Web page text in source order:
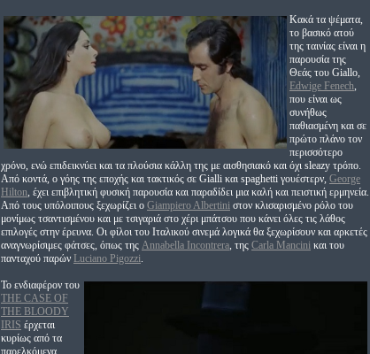
Κακά τα ψέματα,
το βασικό ατού
της ταινίας είναι η
παρουσία της
Θεάς του Giallo,
Edwige Fenech,
που είναι ως
συνήθως
παθιασμένη και σε
πρώτο πλάνο τον
περισσότερο
χρόνο, ενώ επιδεικνύει και τα πλούσια κάλλη της με αισθησιακό και όχι sleazy τρόπο.
Από κοντά, ο γόης της εποχής και τακτικός σε Gialli και spaghetti γουέστερν, George
Hilton, έχει επιβλητική φυσική παρουσία και παραδίδει μια καλή και πειστική ερμηνεία.
Από τους υπόλοιπους ξεχωρίζει ο Giampiero Albertini στον κλισαρισμένο ρόλο του
μονίμως τσαντισμένου και με τσιγαριά στο χέρι μπάτσου που κάνει όλες τις λάθος
επιλογές στην έρευνα. Οι φίλοι του Ιταλικού σινεμά λογικά θα ξεχωρίσουν και αρκετές
αναγνωρίσιμες φάτσες, όπως της Annabella Incontrera, της Carla Mancini και του
πανταχού παρών Luciano Pigozzi.
Το ενδιαφέρον του
THE CASE OF
THE BLOODY
IRIS έρχεται
κυρίως από τα
παρελκόμενα